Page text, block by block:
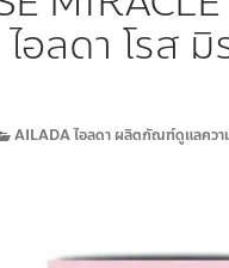
อลดา โรส มิ
AILADA ไอลดา ผลิตภัณฑ์ดูแลควา